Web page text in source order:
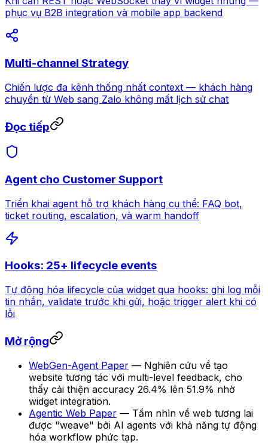
phục vụ B2B integration và mobile app backend
Multi-channel Strategy
Chiến lược đa kênh thống nhất context — khách hàng
chuyển từ Web sang Zalo không mất lịch sử chat
Đọc tiếp
Agent cho Customer Support
Triển khai agent hỗ trợ khách hàng cụ thể: FAQ bot,
ticket routing, escalation, và warm handoff
Hooks: 25+ lifecycle events
Tự động hóa lifecycle của widget qua hooks: ghi log mỗi
tin nhắn, validate trước khi gửi, hoặc trigger alert khi có
lỗi
Mở rộng
WebGen-Agent Paper — Nghiên cứu về tạo
website tương tác với multi-level feedback, cho
thấy cải thiện accuracy 26.4% lên 51.9% nhờ
widget integration.
Agentic Web Paper — Tầm nhìn về web tương lai
được "weave" bởi AI agents với khả năng tự động
hóa workflow phức tạp.